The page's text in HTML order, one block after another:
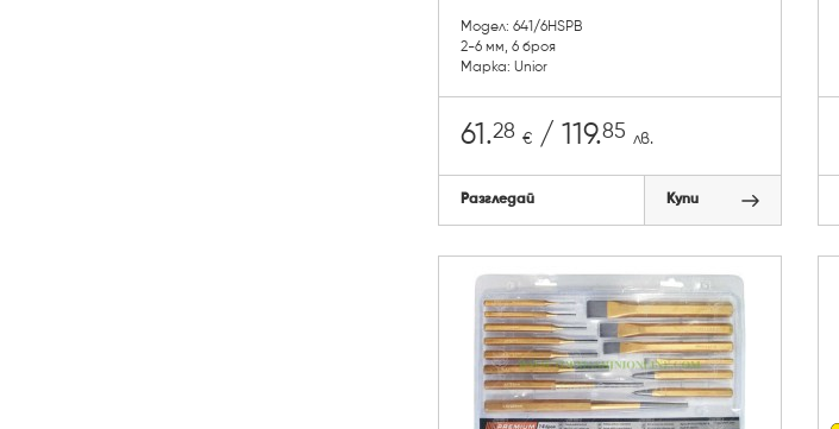
Модел: 641/6HSPB
2-6 мм, 6 броя
Марка: Unior
61.28 €/ 119.85 лв.
Разгледай Купи